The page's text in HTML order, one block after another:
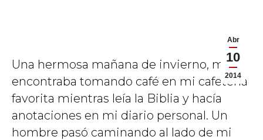
Abr
10
2014
Una hermosa mañana de invierno, me
encontraba tomando café en mi cafetería
favorita mientras leía la Biblia y hacía
anotaciones en mi diario personal. Un
hombre pasó caminando al lado de mi